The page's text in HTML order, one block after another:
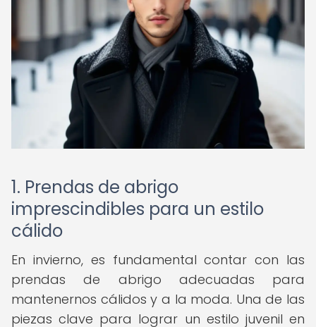
1. Prendas de abrigo
imprescindibles para un estilo
cálido
En invierno, es fundamental contar con las
prendas de abrigo adecuadas para
mantenernos cálidos y a la moda. Una de las
piezas clave para lograr un estilo juvenil en